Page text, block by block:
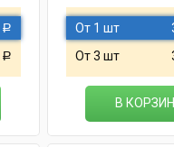
Р
Р
От 1 шт
От 3 шт
В